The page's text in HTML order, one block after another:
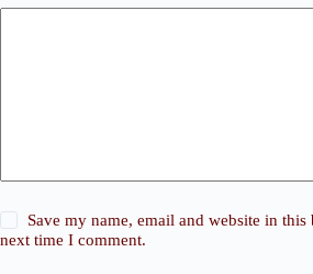
Save my name, email and website in this
next time I comment.